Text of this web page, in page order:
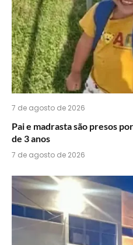
7 de agosto de 2026
Pai e madrasta são presos
de 3 anos
7 de agosto de 2026